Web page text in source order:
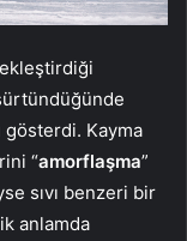
gösterdi. Kayma
“amorflaşma”
sıvı benzeri bir
anlamda